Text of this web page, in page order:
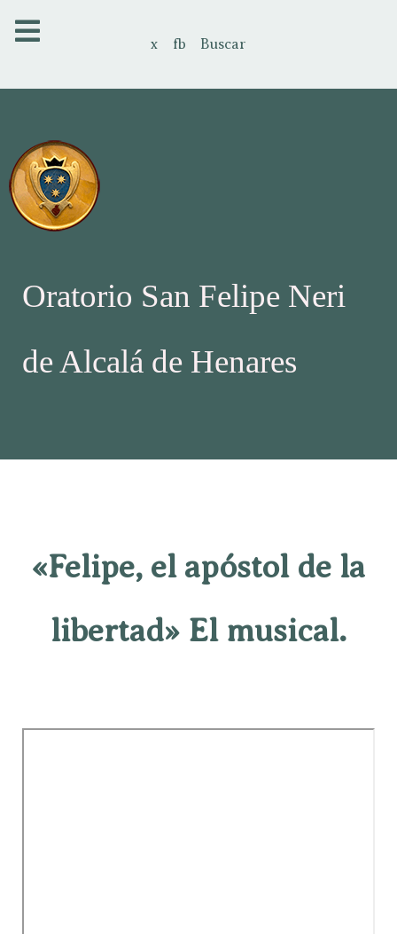
x fb Buscar
Oratorio San Felipe Neri
de Alcalá de Henares
«Felipe, el apóstol de la
libertad» El musical.